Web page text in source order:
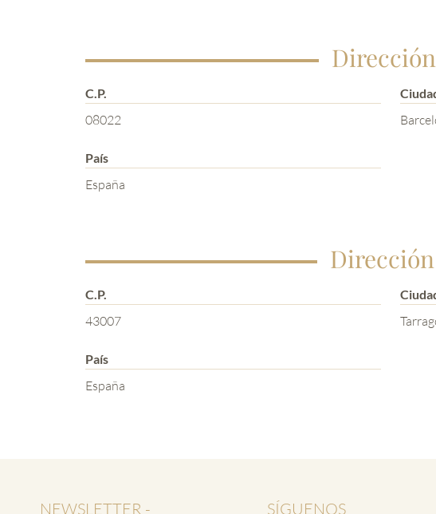
C.P.
08022
País
España
C.P.
43007
País
España
NEWSLETTER -
SÍGUENOS